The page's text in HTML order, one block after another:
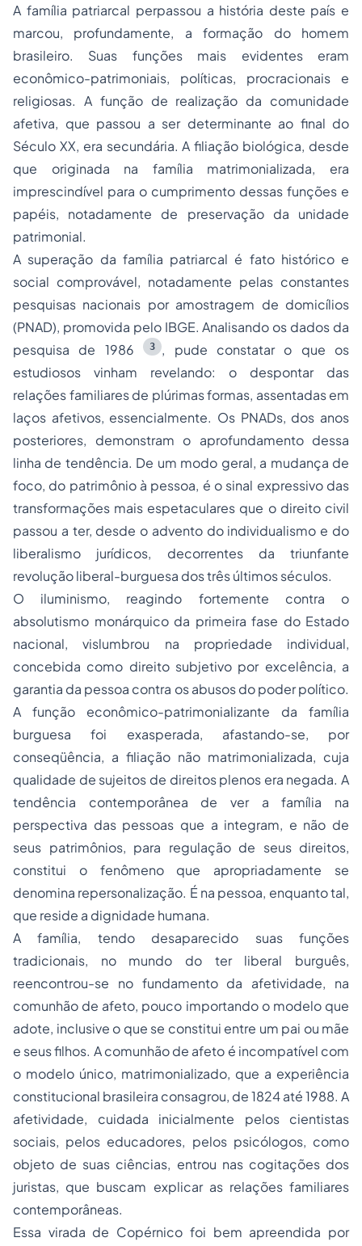
A família patriarcal perpassou a história deste país e
marcou, profundamente, a formação do homem
brasileiro. Suas funções mais evidentes eram
econômico-patrimoniais, políticas, procracionais e
religiosas. A função de realização da comunidade
afetiva, que passou a ser determinante ao final do
Século XX, era secundária. A filiação biológica, desde
que originada na família matrimonializada, era
imprescindível para o cumprimento dessas funções e
papéis, notadamente de preservação da unidade
patrimonial.
A superação da família patriarcal é fato histórico e
social comprovável, notadamente pelas constantes
pesquisas nacionais por amostragem de domicílios
(PNAD), promovida pelo IBGE. Analisando os dados da
pesquisa de 1986 3
, pude constatar o que os
estudiosos vinham revelando: o despontar das
relações familiares de plúrimas formas, assentadas em
laços afetivos, essencialmente. Os PNADs, dos anos
posteriores, demonstram o aprofundamento dessa
linha de tendência. De um modo geral, a mudança de
foco, do patrimônio à pessoa, é o sinal expressivo das
transformações mais espetaculares que o direito civil
passou a ter, desde o advento do individualismo e do
liberalismo jurídicos, decorrentes da triunfante
revolução liberal-burguesa dos três últimos séculos.
O iluminismo, reagindo fortemente contra o
absolutismo monárquico da primeira fase do Estado
nacional, vislumbrou na propriedade individual,
concebida como direito subjetivo por excelência, a
garantia da pessoa contra os abusos do poder político.
A função econômico-patrimonializante da família
burguesa foi exasperada, afastando-se, por
conseqüência, a filiação não matrimonializada, cuja
qualidade de sujeitos de direitos plenos era negada. A
tendência contemporânea de ver a família na
perspectiva das pessoas que a integram, e não de
seus patrimônios, para regulação de seus direitos,
constitui o fenômeno que apropriadamente se
denomina repersonalização. É na pessoa, enquanto tal,
que reside a dignidade humana.
A família, tendo desaparecido suas funções
tradicionais, no mundo do ter liberal burguês,
reencontrou-se no fundamento da afetividade, na
comunhão de afeto, pouco importando o modelo que
adote, inclusive o que se constitui entre um pai ou mãe
e seus filhos. A comunhão de afeto é incompatível com
o modelo único, matrimonializado, que a experiência
constitucional brasileira consagrou, de 1824 até 1988. A
afetividade, cuidada inicialmente pelos cientistas
sociais, pelos educadores, pelos psicólogos, como
objeto de suas ciências, entrou nas cogitações dos
juristas, que buscam explicar as relações familiares
contemporâneas.
Essa virada de Copérnico foi bem apreendida por